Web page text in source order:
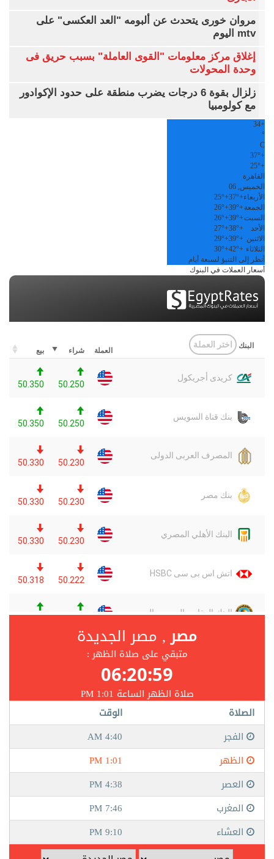
مروان خورى يتحدث عن ألبومه "العد العكسى" على
mtv اليوم
إغلاق مركز معلومات "القوى العاملة" بسبب حريق فى
وحدة المحولات
زلزال بقوة 6 درجات يضرب منطقة على حدود الإكوادور
مع كولومبيا
+
34
°
C
+
37°
+
25°
القاهرة
الخميس, 06
الأربعاء+
37°
+
25°
الجمعة +
39°
+
26°
السبت+
39°
+
26°
الأحد
+
38°
+
27°
الاثنين +
39°
+
29°
الثلاثاء +
42°
+
30°
أنظر إلى التنبؤ لسبعة أيام
أسعار العملات في البنوك